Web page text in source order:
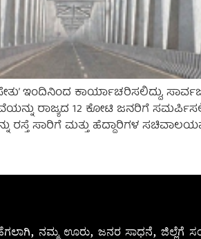
ಇಂದಿನಿಂದ ಕಾರ್ಯಾಚರಿಸಲಿದ್ದು,
ರಾಜ್ಯದ 12 ಕೋಟಿ ಜನರಿಗೆ
ರಸ್ತೆ ಸಾರಿಗೆ ಮತ್ತು ಹೆದ್ದಾರಿಗಳ
ಹೆಗಲಾಗಿ, ನಮ್ಮ ಊರು, ಜನರ ಸಾಧನೆ,